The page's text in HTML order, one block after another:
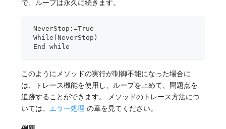
で、ループは永久に続きます。
NeverStop:=True
While(NeverStop)
End while
このようにメソッドの実行が制御不能になった場合に
は、トレース機能を使用し、ループを止めて、問題点を
追跡することができます。 メソッドのトレース方法につ
いては、 エラー処理 の章を見てください。